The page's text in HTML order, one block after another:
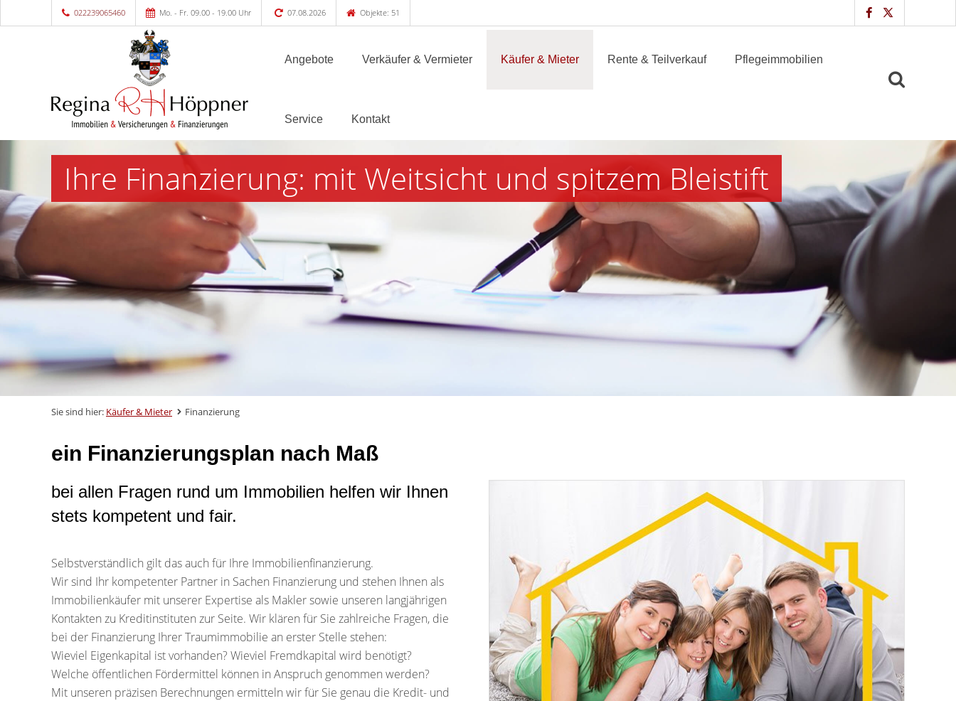
022239065460 Mo. - Fr. 09.00 - 19.00 Uhr 07.08.2026 Objekte: 51
Angebote Verkäufer & Vermieter Käufer & Mieter Rente & Teilverkauf Pflegeimmobilien
Service Kontakt
Ihre Finanzierung: mit Weitsicht und spitzem Bleistift
Sie sind hier: Käufer & Mieter Finanzierung
ein Finanzierungsplan nach Maß
bei allen Fragen rund um Immobilien helfen wir Ihnen
stets kompetent und fair.
Selbstverständlich gilt das auch für Ihre Immobilienfinanzierung.
Wir sind Ihr kompetenter Partner in Sachen Finanzierung und stehen Ihnen als
Immobilienkäufer mit unserer Expertise als Makler sowie unseren langjährigen
Kontakten zu Kreditinstituten zur Seite. Wir klären für Sie zahlreiche Fragen, die
bei der Finanzierung Ihrer Traumimmobilie an erster Stelle stehen:
Wieviel Eigenkapital ist vorhanden? Wieviel Fremdkapital wird benötigt?
Welche öffentlichen Fördermittel können in Anspruch genommen werden?
Mit unseren präzisen Berechnungen ermitteln wir für Sie genau die Kredit- und